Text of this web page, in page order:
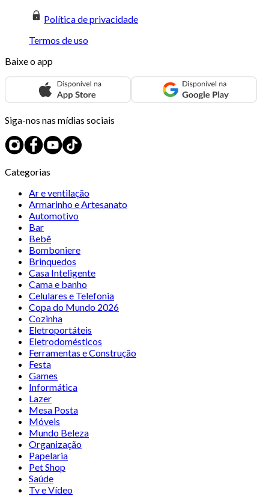
Política de privacidade
Termos de uso
Baixe o app
Siga-nos nas mídias sociais
Categorias
Ar e ventilação
Armarinho e Artesanato
Automotivo
Bar
Bebê
Bomboniere
Brinquedos
Casa Inteligente
Cama e banho
Celulares e Telefonia
Copa do Mundo 2026
Cozinha
Eletroportáteis
Eletrodomésticos
Ferramentas e Construção
Festa
Games
Informática
Lazer
Mesa Posta
Móveis
Mundo Beleza
Organização
Papelaria
Pet Shop
Saúde
Tv e Vídeo